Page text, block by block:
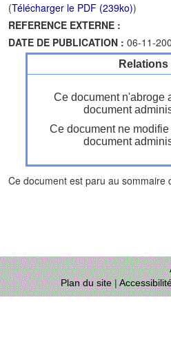
(Télécharger le PDF (239ko))
REFERENCE EXTERNE :
DATE DE PUBLICATION : 06-11-
Ce document n'abroge
document
Ce document ne
document
Ce document est paru au sommaire
Plan du site|